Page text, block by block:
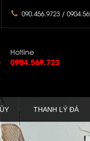
090.456.9723 /
Hotline
0904.569.723
THANH LÝ ĐÁ